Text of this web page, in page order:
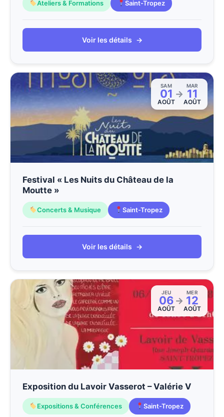
Ateliers & Formations Saint-Tropez
Voir les détails →
SAM
01
AOÛT
→
MAR
11
AOÛT
Festival « Les Nuits du Château de la
Moutte »
Concerts & Musique Saint-Tropez
Voir les détails →
JEU
06
AOÛT
→
MER
12
AOÛT
Exposition du Lavoir Vasserot – Valérie V
Expositions & Conférences Saint-Tropez